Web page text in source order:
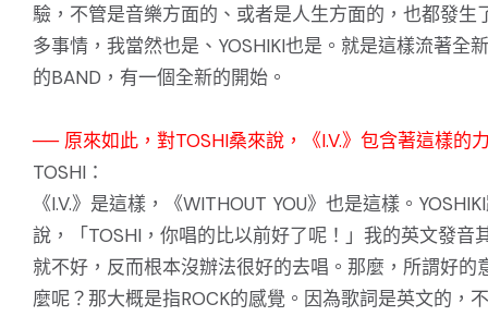
驗，不管是音樂方面的、或者是人生方面的，也都發生
多事情，我當然也是、YOSHIKI也是。就是這樣流著全
的BAND，有一個全新的開始。
── 原來如此，對TOSHI桑來說，《I.V.》包含著這樣的
TOSHI：
《I.V.》是這樣，《WITHOUT YOU》也是這樣。
說，「TOSHI，你唱的比以前好了呢！」我的英文發音
就不好，反而根本沒辦法很好的去唱。那麼，所謂好的
麼呢？那大概是指ROCK的感覺。因為歌詞是英文的，